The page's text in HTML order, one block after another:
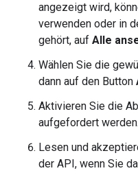
angezeigt wird,
verwenden oder in
gehört, auf Alle
Wählen Sie die
dann auf den Button
Aktivieren Sie die
aufgefordert werden.
Lesen und
der API, wenn Sie